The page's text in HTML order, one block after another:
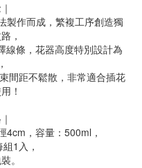
製作而成，繁複工序創造獨
，
線條，花器高度特別設計為
間距不鬆散，非常適合插花
！
4cm，容量：500ml，
1入，
。